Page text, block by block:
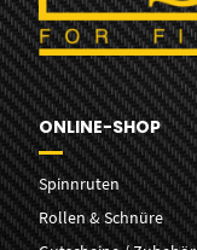
ONLINE-SHOP
Spinnruten
Rollen & Schnüre